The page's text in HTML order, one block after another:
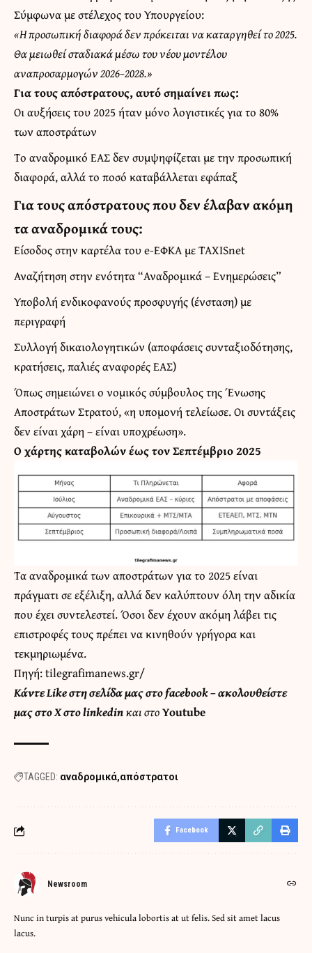
Σύμφωνα με στέλεχος του Υπουργείου:
«Η προσωπική διαφορά δεν πρόκειται να καταργηθεί το 2025.
Θα μειωθεί σταδιακά μέσω του νέου μοντέλου
αναπροσαρμογών 2026–2028.»
Για τους απόστρατους, αυτό σημαίνει πως:
Οι αυξήσεις του 2025 ήταν μόνο λογιστικές για το 80%
των αποστράτων
Το αναδρομικό ΕΑΣ δεν συμψηφίζεται με την προσωπική
διαφορά, αλλά το ποσό καταβάλλεται εφάπαξ
Για τους απόστρατους που δεν έλαβαν ακόμη
τα αναδρομικά τους:
Είσοδος στην καρτέλα του e-ΕΦΚΑ με TAXISnet
Αναζήτηση στην ενότητα “Αναδρομικά – Ενημερώσεις”
Υποβολή ενδικοφανούς προσφυγής (ένσταση) με
περιγραφή
Συλλογή δικαιολογητικών (αποφάσεις συνταξιοδότησης,
κρατήσεις, παλιές αναφορές ΕΑΣ)
Όπως σημειώνει ο νομικός σύμβουλος της Ένωσης
Αποστράτων Στρατού, «η υπομονή τελείωσε. Οι συντάξεις
δεν είναι χάρη – είναι υποχρέωση».
Ο χάρτης καταβολών έως τον Σεπτέμβριο 2025
Τα αναδρομικά των αποστράτων για το 2025 είναι
πράγματι σε εξέλιξη, αλλά δεν καλύπτουν όλη την αδικία
που έχει συντελεστεί. Όσοι δεν έχουν ακόμη λάβει τις
επιστροφές τους πρέπει να κινηθούν γρήγορα και
τεκμηριωμένα.
Πηγή:tilegrafimanews.gr/
ΚάντεLike στη σελίδα μας στο facebook– ακολουθείστε
μας στοXστοlinkedinκαι στοYoutube
TAGGED: αναδρομικά απόστρατοι
Facebook
Newsroom
Nunc in turpis at purus vehicula lobortis at ut felis. Sed sit amet lacus
lacus.